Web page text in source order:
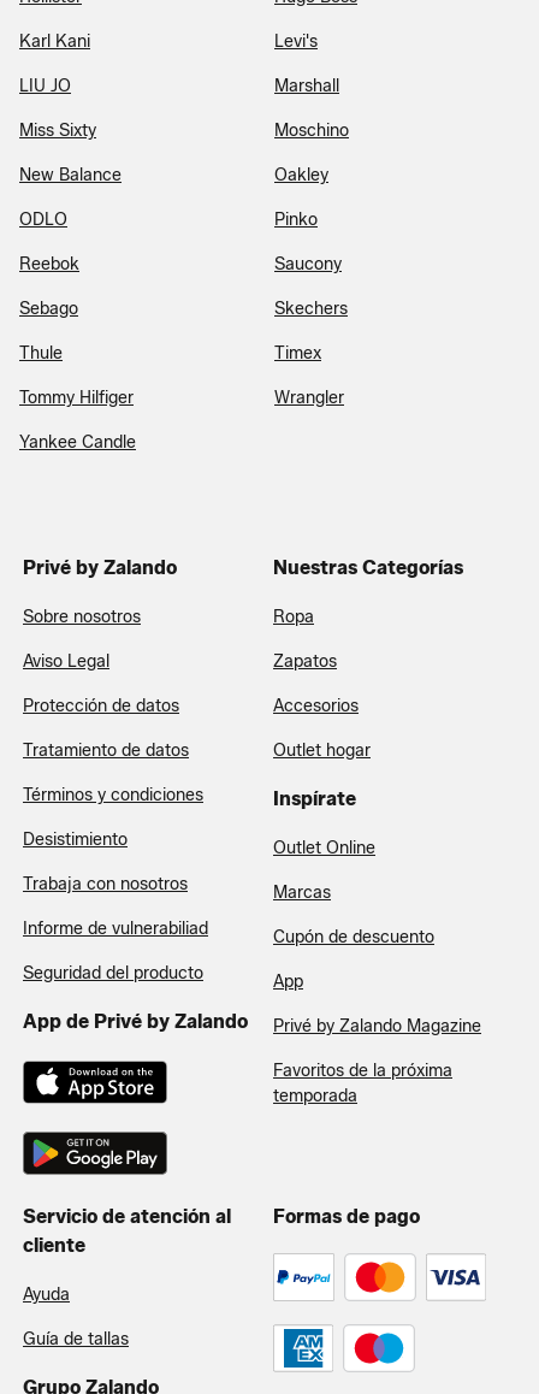
Karl Kani Levi's
LIU JO Marshall
Miss Sixty Moschino
New Balance Oakley
ODLO Pinko
Reebok Saucony
Sebago Skechers
Thule Timex
Tommy Hilfiger Wrangler
Yankee Candle
Privé by Zalando
Sobre nosotros
Aviso Legal
Protección de datos
Tratamiento de datos
Términos y condiciones
Desistimiento
Trabaja con nosotros
Informe de vulnerabiliad
Seguridad del producto
App de Privé by Zalando
Nuestras Categorías
Ropa
Zapatos
Accesorios
Outlet hogar
Inspírate
Outlet Online
Marcas
Cupón de descuento
App
Privé by Zalando Magazine
Favoritos de la próxima
temporada
Servicio de atención al
cliente
Ayuda
Guía de tallas
Grupo Zalando
Formas de pago